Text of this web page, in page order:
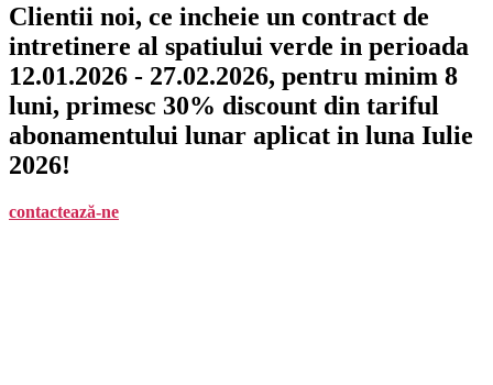
Clientii noi, ce incheie un contract de
intretinere al spatiului verde in perioada
12.01.2026 - 27.02.2026, pentru minim 8
luni, primesc 30% discount din tariful
abonamentului lunar aplicat in luna Iulie
2026!
contactează-ne